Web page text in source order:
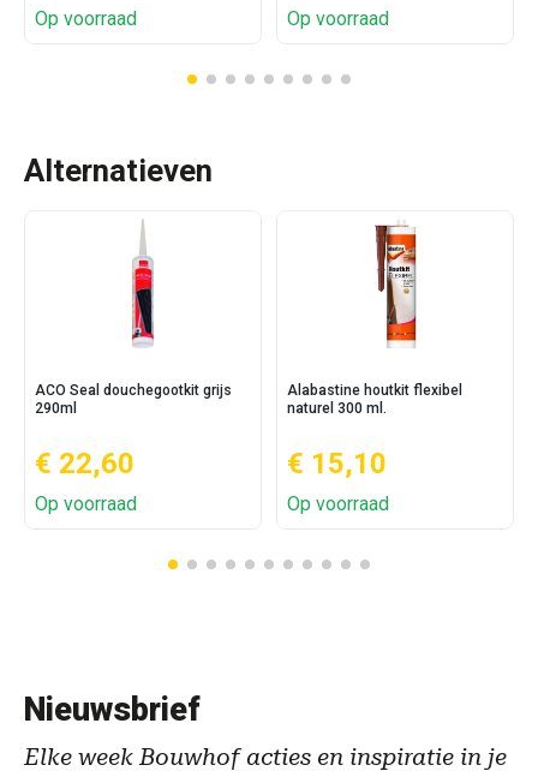
Op voorraad Op voorraad
Alternatieven
ACO Seal douchegootkit grijs
290ml
€ 22,60
Op voorraad
Alabastine houtkit flexibel
naturel 300 ml.
€ 15,10
Op voorraad
Nieuwsbrief
Elke week Bouwhof acties en inspiratie in je